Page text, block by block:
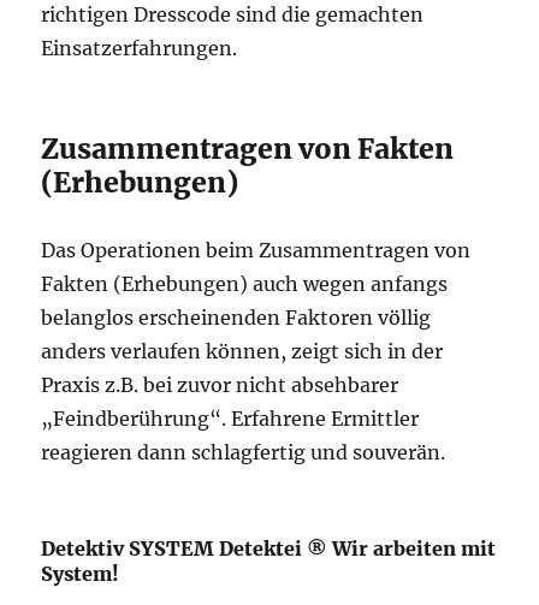
richtigen Dresscode sind die gemachten
Einsatzerfahrungen.
Zusammentragen von Fakten
(Erhebungen)
Das Operationen beim Zusammentragen von
Fakten (Erhebungen) auch wegen anfangs
belanglos erscheinenden Faktoren völlig
anders verlaufen können, zeigt sich in der
Praxis z.B. bei zuvor nicht absehbarer
„Feindberührung“. Erfahrene Ermittler
reagieren dann schlagfertig und souverän.
Detektiv SYSTEM Detektei ® Wir arbeiten mit
System!